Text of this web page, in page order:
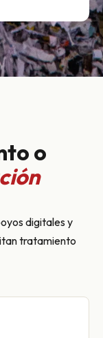
o
digitales y
tratamiento